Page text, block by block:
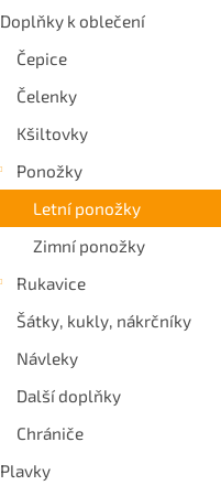
Doplňky k oblečení
Čepice
Čelenky
Kšiltovky
Ponožky
Letní ponožky
Zimní ponožky
Rukavice
Šátky, kukly, nákrčníky
Návleky
Další doplňky
Chrániče
Plavky